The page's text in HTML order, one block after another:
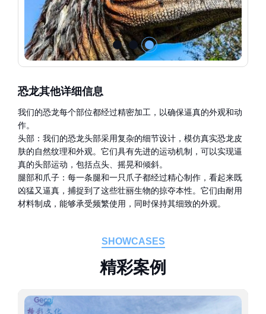
恐龙其他详细信息
我们的恐龙每个部位都经过精密加工，以确保逼真的外观和动
作。
头部：我们的恐龙头部采用复杂的细节设计，模仿真实恐龙皮
肤的自然纹理和外观。它们具有先进的运动机制，可以实现逼
真的头部运动，包括点头、摇晃和倾斜。
腿部和爪子：每一条腿和一只爪子都经过精心制作，看起来既
凶猛又逼真，捕捉到了这些壮丽生物的掠夺本性。它们由耐用
材料制成，能够承受频繁使用，同时保持其细致的外观。
SHOWCASES
精彩案例